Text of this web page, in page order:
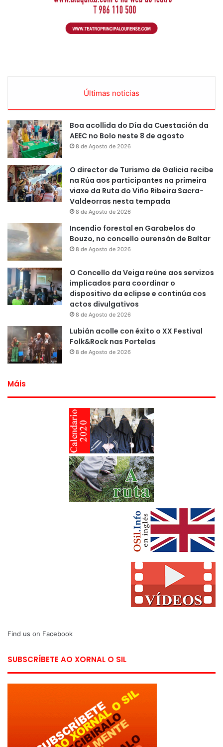
Últimas noticias
Boa acollida do Día da Cuestación da
AEEC no Bolo neste 8 de agosto
8 de Agosto de 2026
O director de Turismo de Galicia recibe
na Rúa aos participantes na primeira
viaxe da Ruta do Viño Ribeira Sacra-
Valdeorras nesta tempada
8 de Agosto de 2026
Incendio forestal en Garabelos do
Bouzo, no concello ourensán de Baltar
8 de Agosto de 2026
O Concello da Veiga reúne aos servizos
implicados para coordinar o
dispositivo da eclipse e continúa cos
actos divulgativos
8 de Agosto de 2026
Lubián acolle con éxito o XX Festival
Folk&Rock nas Portelas
8 de Agosto de 2026
Máis
Find us on Facebook
SUBSCRÍBETE AO XORNAL O SIL